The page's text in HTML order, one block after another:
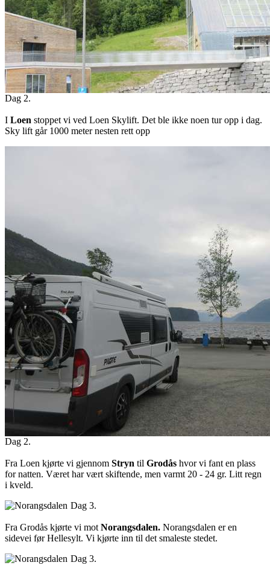
Dag 2.
I Loen stoppet vi ved Loen Skylift. Det ble ikke noen tur opp i dag.
Sky lift går 1000 meter nesten rett opp
Dag 2.
Fra Loen kjørte vi gjennom Stryn til Grodås hvor vi fant en plass
for natten. Været har vært skiftende, men varmt 20 - 24 gr. Litt regn
i kveld.
Dag 3.
Fra Grodås kjørte vi mot Norangsdalen. Norangsdalen er en
sidevei før Hellesylt. Vi kjørte inn til det smaleste stedet.
Dag 3.